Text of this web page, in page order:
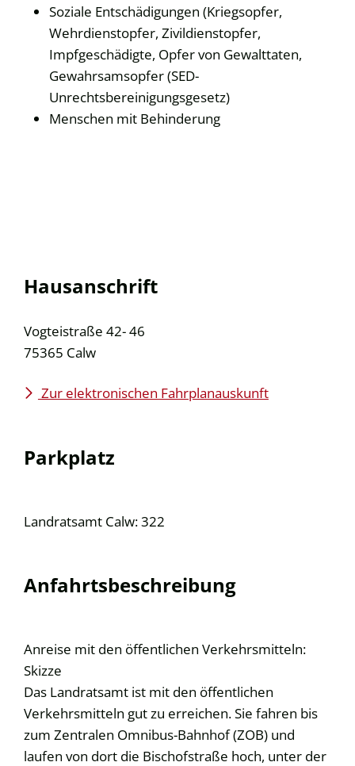
Soziale Entschädigungen (Kriegsopfer,
Wehrdienstopfer, Zivildienstopfer,
Impfgeschädigte, Opfer von Gewalttaten,
Gewahrsamsopfer (SED-
Unrechtsbereinigungsgesetz)
Menschen mit Behinderung
Hausanschrift
Vogteistraße 42- 46
75365 Calw
Zur elektronischen Fahrplanauskunft
Parkplatz
Landratsamt Calw: 322
Anfahrtsbeschreibung
Anreise mit den öffentlichen Verkehrsmitteln:
Skizze
Das Landratsamt ist mit den öffentlichen
Verkehrsmitteln gut zu erreichen. Sie fahren bis
zum Zentralen Omnibus-Bahnhof (ZOB) und
laufen von dort die Bischofstraße hoch, unter der